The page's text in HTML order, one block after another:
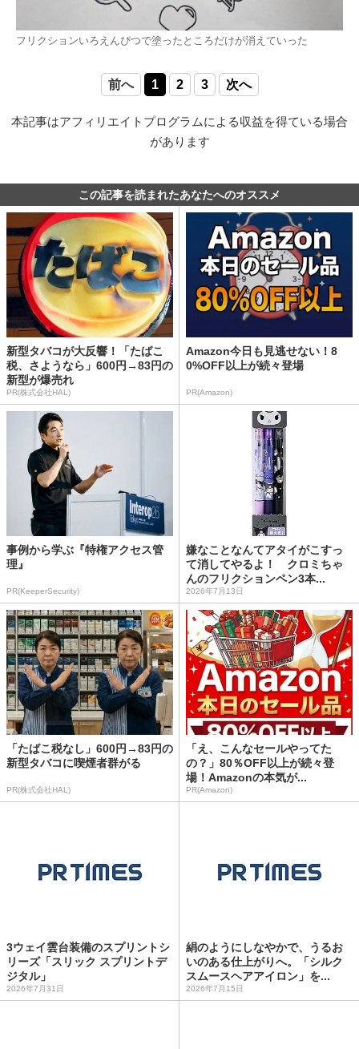
フリクションいろえんぴつで塗ったところだけが消えていった
前へ 1 2 3 次へ
本記事はアフィリエイトプログラムによる収益を得ている場合
があります
この記事を読まれたあなたへのオススメ
新型タバコが大反響！「たばこ
税、さようなら」600円→83円の
新型が爆売れ
PR(株式会社HAL)
Amazon今日も見逃せない！8
0%OFF以上が続々登場
PR(Amazon)
事例から学ぶ『特権アクセス管
理』
PR(KeeperSecurity)
嫌なことなんてアタイがこすっ
て消してやるよ！ クロミちゃ
んのフリクションペン3本...
2026年7月13日
「たばこ税なし」600円→83円の
新型タバコに喫煙者群がる
PR(株式会社HAL)
「え、こんなセールやってた
の？」80％OFF以上が続々登
場！Amazonの本気が...
PR(Amazon)
3ウェイ雲台装備のスプリントシ
リーズ「スリック スプリントデ
ジタル」
2026年7月31日
絹のようにしなやかで、うるお
いのある仕上がりへ。「シルク
スムースヘアアイロン」を...
2026年7月15日